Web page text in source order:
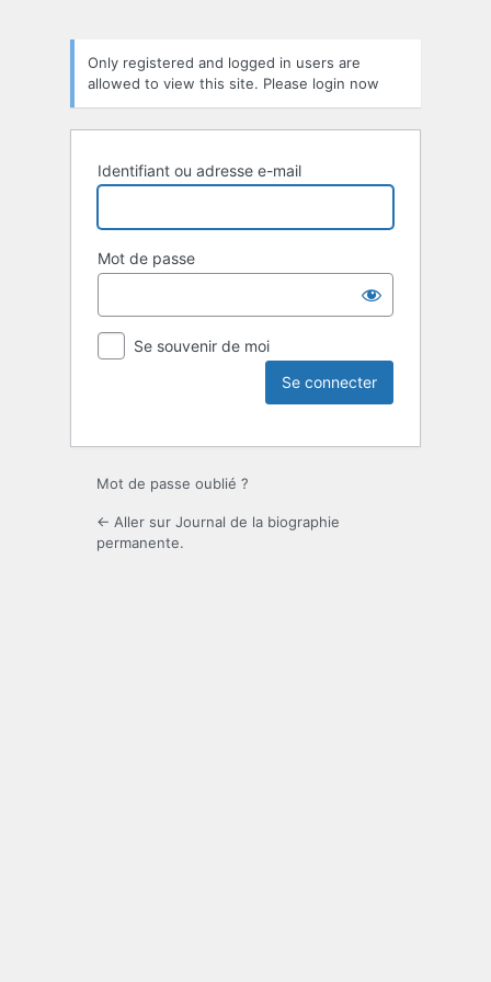
Only registered and logged in users are
allowed to view this site. Please login now
Identifiant ou adresse e-mail
Mot de passe
Se souvenir de moi
Mot de passe oublié ?
← Aller sur Journal de la biographie
permanente.